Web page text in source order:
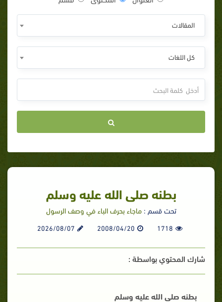
المقالات
كل اللغات
بطنه صلى الله عليه وسلم
تحت قسم :ماجاء بحرف الباء في وصف الرسول
1718
2008/04/20
2026/08/07
شارك المحتوي بواسطة :
بطنه صلى الله عليه وسلم